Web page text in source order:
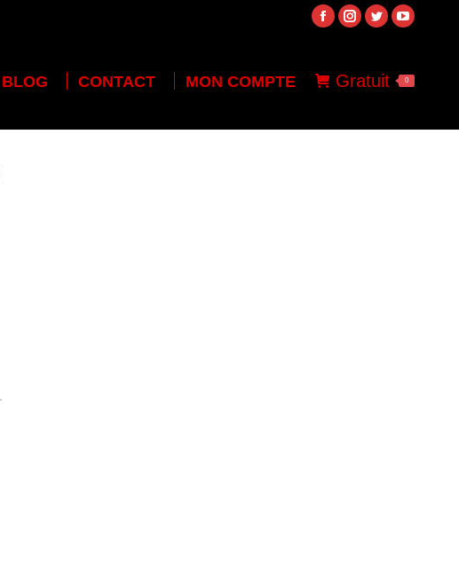
BLOG CONTACT MON COMPTE Gratuit 0
Gratuit